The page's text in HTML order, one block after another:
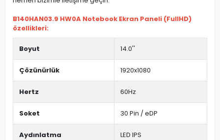
B140HAN03.9 HW0A Notebook Ekran Paneli (FullHD)
özellikleri:
Boyut 14.0''
Çözünürlük 1920x1080
Hertz 60Hz
Soket 30 Pin / eDP
Aydınlatma LED IPS